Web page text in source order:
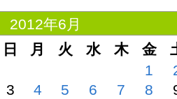
2012年6月
日
月 火 水 木 金
1
3
4 5 6 7 8